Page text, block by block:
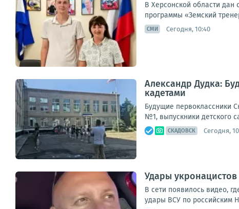
В Херсонской области
программы «Земский
СМИ Сегодня, 10:40
Александр Дудка:
кадетами
Будущие первоклассники
№1, выпускники детского
СКАДОВСК Сегодня,
Удары
В сети появилось видео,
удары ВСУ по российским